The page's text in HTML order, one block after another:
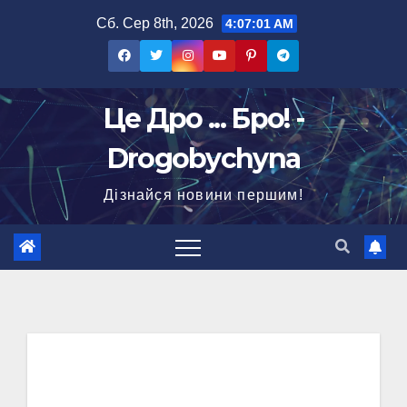
Сб. Сер 8th, 2026 4:07:02 AM
Це Дро ... Бро! -
Drogobychyna
Дізнайся новини першим!